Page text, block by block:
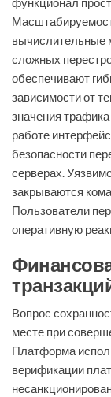
вычислительные
сложных
обеспечивают
зависимости от
значения
работе
безопасности
серверах.
закрываются
Пользователи
оперативную
Вопрос
месте при
Платформа
верификации